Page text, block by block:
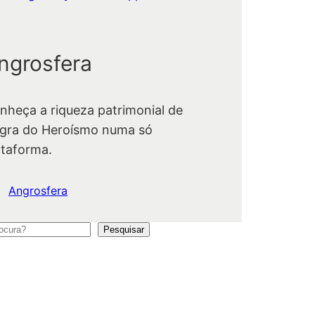
a riqueza patrimonial de
do Heroísmo numa só
Angrosfera
Pesquisar